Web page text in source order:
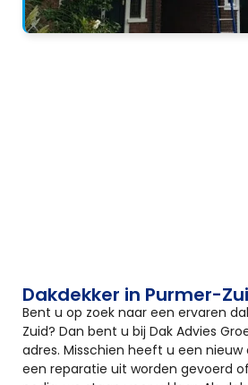
Dakdekker in Purmer-
Bent u op zoek naar een ervaren
Zuid? Dan bent u bij Dak Advies
adres. Misschien heeft u een
een reparatie uit worden gevoerd